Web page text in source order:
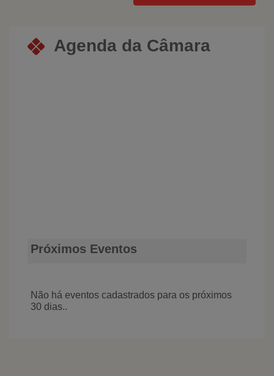
Agenda da Câmara
Próximos Eventos
Não há eventos cadastrados para os próximos
30 dias..